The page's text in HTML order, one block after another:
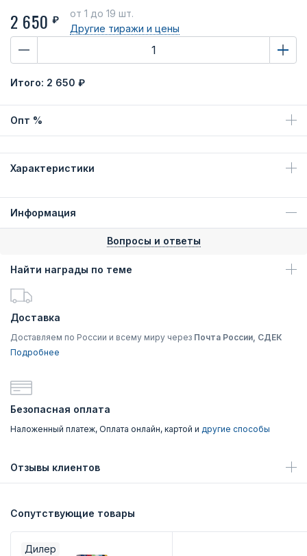
2 650 ₽
от 1 до 19 шт.
Другие тиражи и цены
Итого: 2 650 ₽
Опт %
Характеристики
Информация
Вопросы и ответы
Найти награды по теме
Доставка
Доставляем по России и всему миру через Почта России, СДЕК
Подробнее
Безопасная оплата
Наложенный платеж, Оплата онлайн, картой и другие способы
Отзывы клиентов
Сопутствующие товары
Дилер